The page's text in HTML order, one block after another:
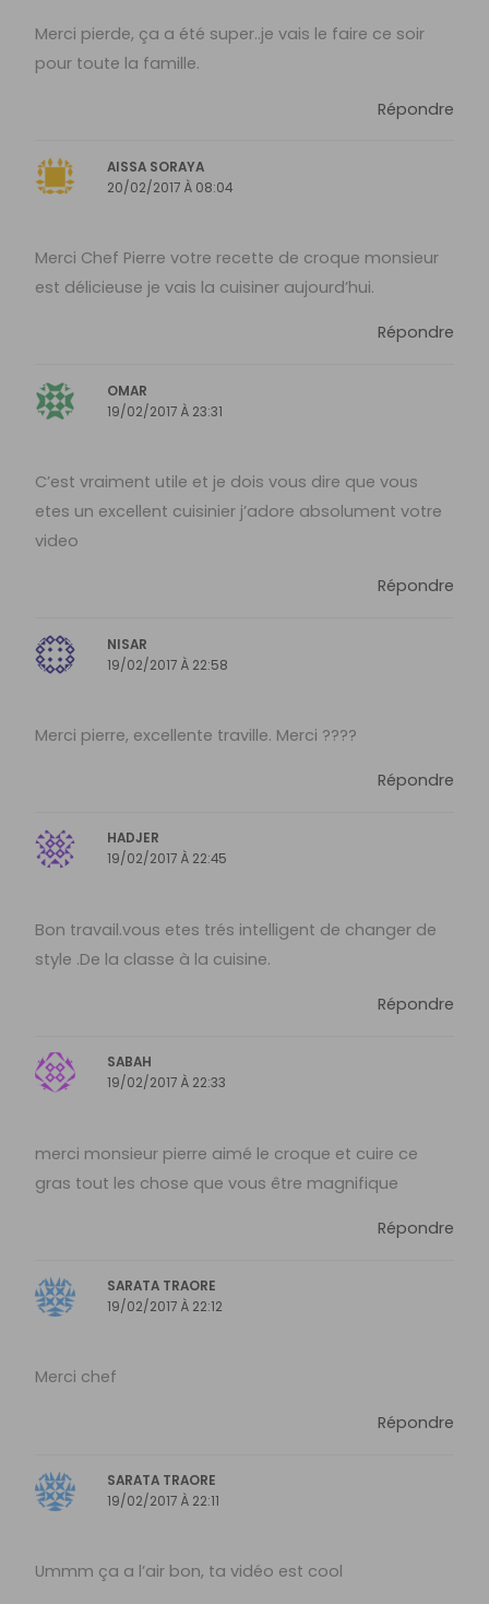
Merci pierde, ça a été super..je vais le faire ce soir
pour toute la famille.
Répondre
AISSA SORAYA
20/02/2017 À 08:04
Merci Chef Pierre votre recette de croque monsieur
est délicieuse je vais la cuisiner aujourd’hui.
Répondre
OMAR
19/02/2017 À 23:31
C’est vraiment utile et je dois vous dire que vous
etes un excellent cuisinier j’adore absolument votre
video
Répondre
NISAR
19/02/2017 À 22:58
Merci pierre, excellente traville. Merci ????
Répondre
HADJER
19/02/2017 À 22:45
Bon travail.vous etes trés intelligent de changer de
style .De la classe à la cuisine.
Répondre
SABAH
19/02/2017 À 22:33
merci monsieur pierre aimé le croque et cuire ce
gras tout les chose que vous être magnifique
Répondre
SARATA TRAORE
19/02/2017 À 22:12
Merci chef
Répondre
SARATA TRAORE
19/02/2017 À 22:11
Ummm ça a l’air bon, ta vidéo est cool